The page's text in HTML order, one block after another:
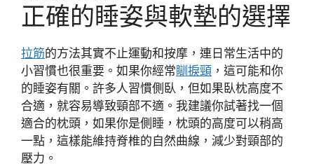
正確的睡姿與軟墊的選擇
拉筋的方法其實不止運動和按摩，連日常生活中的
小習慣也很重要。如果你經常瞓捩頸 ，這可能和你
的睡姿有關。許多人習慣側臥，但如果臥枕高度不
合適，就容易導致頸部不適。我建議你試著找一個
適合的枕頭，如果你是側睡，枕頭的高度可以稍高
一點，這樣能維持脊椎的自然曲線，減少對頸部的
壓力。